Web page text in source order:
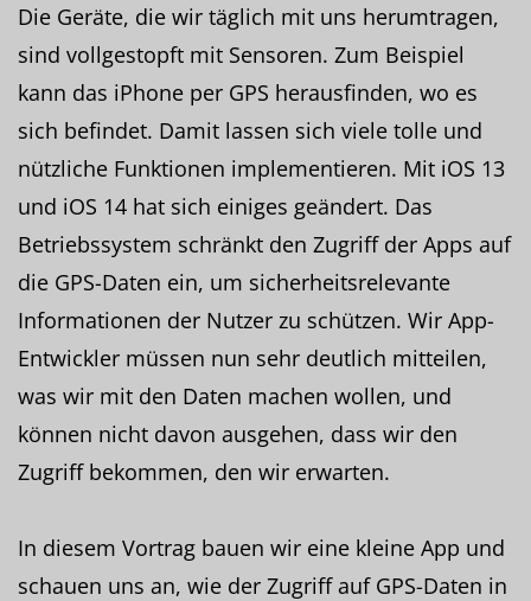
Die Geräte, die wir täglich mit uns herumtragen,
sind vollgestopft mit Sensoren. Zum Beispiel
kann das iPhone per GPS herausfinden, wo es
sich befindet. Damit lassen sich viele tolle und
nützliche Funktionen implementieren. Mit iOS 13
und iOS 14 hat sich einiges geändert. Das
Betriebssystem schränkt den Zugriff der Apps auf
die GPS-Daten ein, um sicherheitsrelevante
Informationen der Nutzer zu schützen. Wir App-
Entwickler müssen nun sehr deutlich mitteilen,
was wir mit den Daten machen wollen, und
können nicht davon ausgehen, dass wir den
Zugriff bekommen, den wir erwarten.
In diesem Vortrag bauen wir eine kleine App und
schauen uns an, wie der Zugriff auf GPS-Daten in